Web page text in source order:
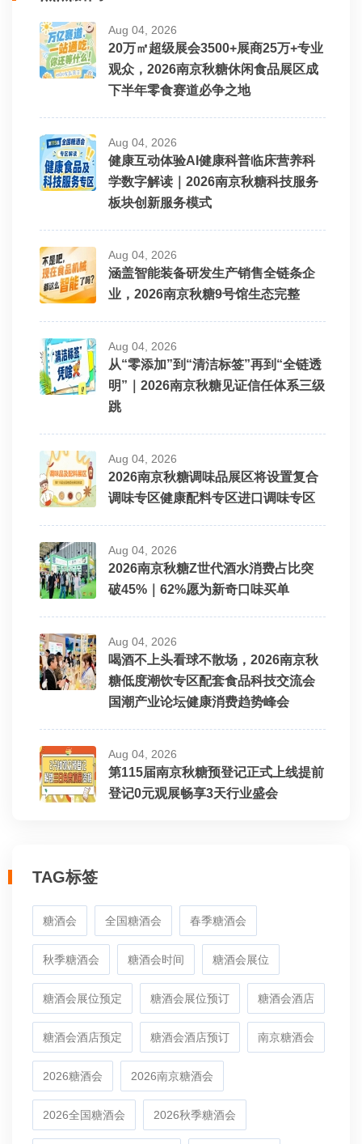
Aug 04, 2026
20万㎡超级展会3500+展商25万+专业
观众，2026南京秋糖休闲食品展区成
下半年零食赛道必争之地
Aug 04, 2026
健康互动体验AI健康科普临床营养科
学数字解读｜2026南京秋糖科技服务
板块创新服务模式
Aug 04, 2026
涵盖智能装备研发生产销售全链条企
业，2026南京秋糖9号馆生态完整
Aug 04, 2026
从“零添加”到“清洁标签”再到“全链透
明”｜2026南京秋糖见证信任体系三级
跳
Aug 04, 2026
2026南京秋糖调味品展区将设置复合
调味专区健康配料专区进口调味专区
Aug 04, 2026
2026南京秋糖Z世代酒水消费占比突
破45%｜62%愿为新奇口味买单
Aug 04, 2026
喝酒不上头看球不散场，2026南京秋
糖低度潮饮专区配套食品科技交流会
国潮产业论坛健康消费趋势峰会
Aug 04, 2026
第115届南京秋糖预登记正式上线提前
登记0元观展畅享3天行业盛会
TAG标签
糖酒会 全国糖酒会 春季糖酒会
秋季糖酒会 糖酒会时间 糖酒会展位
糖酒会展位预定 糖酒会展位预订 糖酒会酒店
糖酒会酒店预定 糖酒会酒店预订 南京糖酒会
2026糖酒会 2026南京糖酒会
2026全国糖酒会 2026秋季糖酒会